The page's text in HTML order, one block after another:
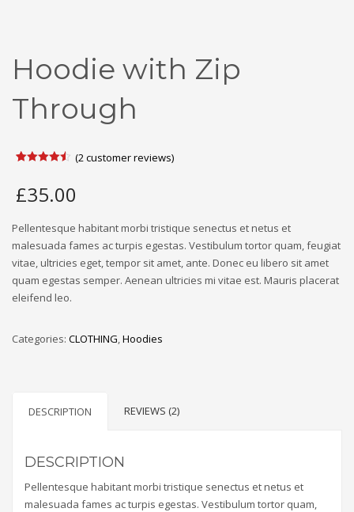
Hoodie with Zip
Through
based on
customer
(2customer reviews)
£35.00
Pellentesque habitant morbi tristique senectus et netus et
malesuada fames ac turpis egestas. Vestibulum tortor quam, feugiat
vitae, ultricies eget, tempor sit amet, ante. Donec eu libero sit amet
quam egestas semper. Aenean ultricies mi vitae est. Mauris placerat
eleifend leo.
Categories: CLOTHING,Hoodies
DESCRIPTION REVIEWS (2)
DESCRIPTION
Pellentesque habitant morbi tristique senectus et netus et
malesuada fames ac turpis egestas. Vestibulum tortor quam,